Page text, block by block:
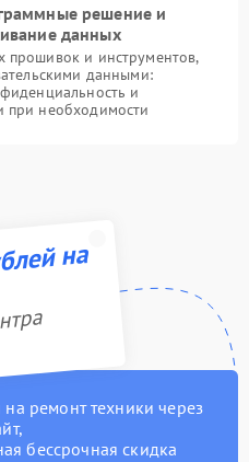
решение и
данных
прошивок и инструментов,
данными:
и
при необходимости
на
ремонт техники через
бессрочная скидка